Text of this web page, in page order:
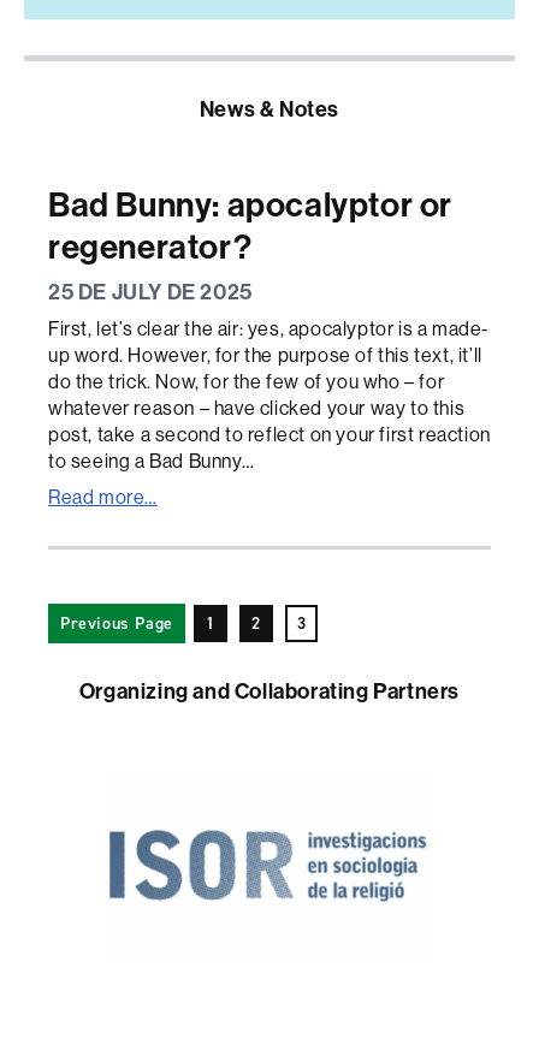
News & Notes
Bad Bunny: apocalyptor or
regenerator?
25 DE JULY DE 2025
First, let’s clear the air: yes, apocalyptor is a made-
up word. However, for the purpose of this text, it’ll
do the trick. Now, for the few of you who – for
whatever reason – have clicked your way to this
post, take a second to reflect on your first reaction
to seeing a Bad Bunny…
Read more…
Previous Page 1 2 3
Organizing and Collaborating Partners